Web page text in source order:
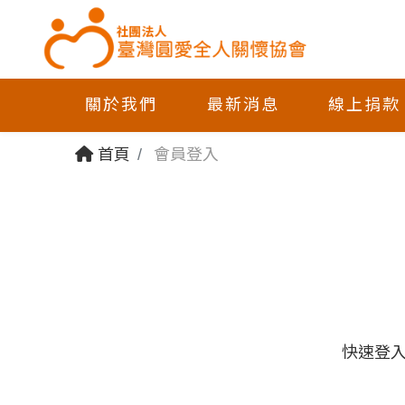
關於我們 最新消息 線上捐款
首頁 會員登入
快速登入